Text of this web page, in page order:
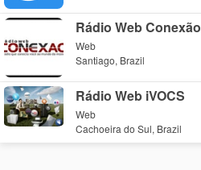
Rádio Web Conexão
Web
Santiago, Brazil
Rádio Web iVOCS
Web
Cachoeira do Sul, Brazil